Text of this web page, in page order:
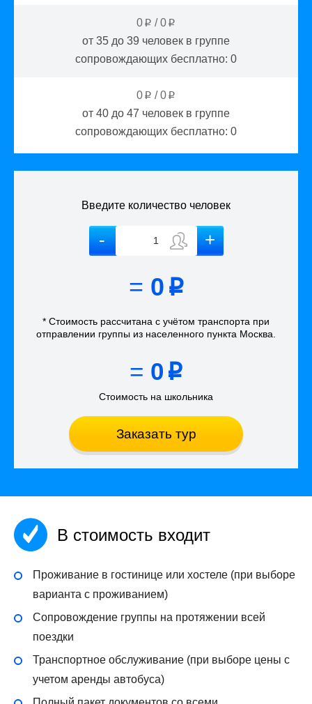
0 p /0 p
от 35 до 39 человек в группе
сопровождающих бесплатно: 0
0 p /0 p
от 40 до 47 человек в группе
сопровождающих бесплатно: 0
Введите количество человек
= 0 p
* Стоимость рассчитана с учётом транспорта при
отправлении группы из населенного пункта Москва
= 0 p
Стоимость на школьника
Заказать тур
В стоимость входит
Проживание в гостинице или хостеле (при выборе
варианта с проживанием)
Сопровождение группы на протяжении всей
поездки
Транспортное обслуживание (при выборе цены с
учетом аренды автобуса)